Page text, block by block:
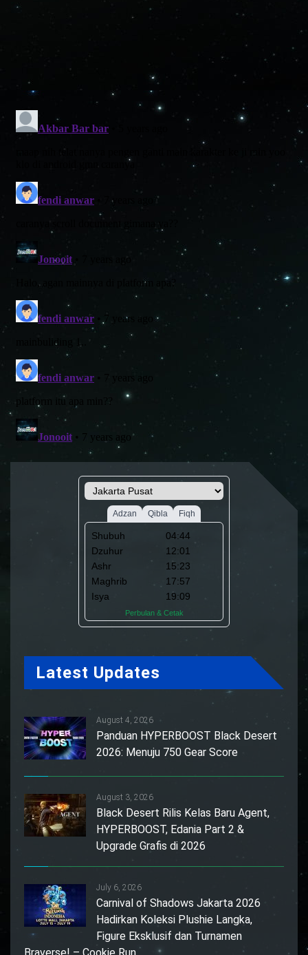
Latest Updates
August 4, 2026
Panduan HYPERBOOST Black Desert
2026: Menuju 750 Gear Score
August 3, 2026
Black Desert Rilis Kelas Baru Agent,
HYPERBOOST, Edania Part 2 &
Upgrade Grafis di 2026
July 6, 2026
Carnival of Shadows Jakarta 2026
Hadirkan Koleksi Plushie Langka,
Figure Eksklusif dan Turnamen